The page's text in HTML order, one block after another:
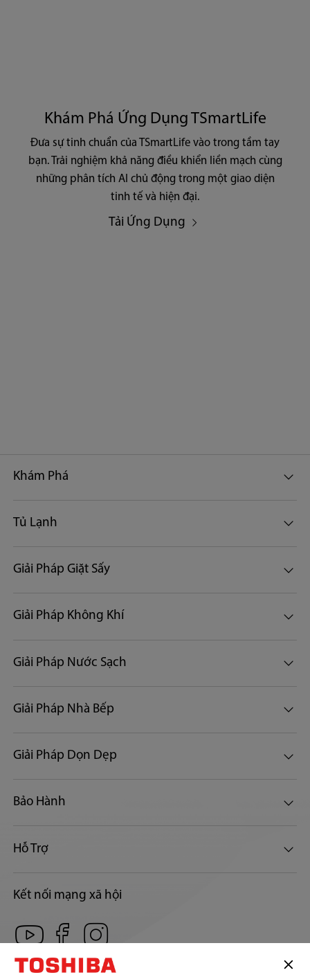
Khám Phá Ứng Dụng TSmartLife
Đưa sự tinh chuẩn của TSmartLife vào trong tầm tay
bạn. Trải nghiệm khả năng điều khiển liền mạch cùng
những phân tích AI chủ động trong một giao diện
tinh tế và hiện đại.
Tải Ứng Dụng
Khám Phá
Tủ Lạnh
Giải Pháp Giặt Sấy
Giải Pháp Không Khí
Giải Pháp Nước Sạch
Giải Pháp Nhà Bếp
Giải Pháp Dọn Dẹp
Bảo Hành
Hỗ Trợ
Kết nối mạng xã hội
CÔNG TY TNHH SẢN PHẨM TIÊU DÙNG TOSHIBA VIỆT NAM